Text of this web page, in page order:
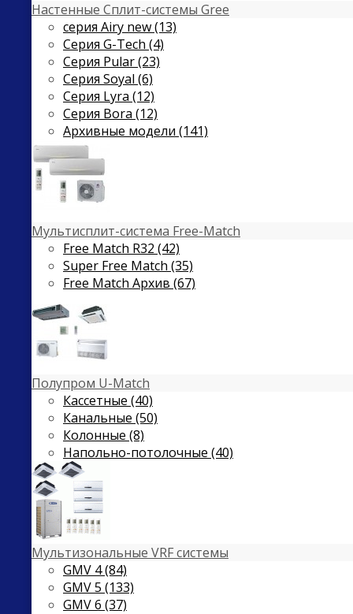
Настенные Сплит-системы Gree
серия Airy new (13)
Серия G-Tech (4)
Серия Pular (23)
Cерия Soyal (6)
Серия Lyra (12)
Серия Bora (12)
Архивные модели (141)
Мультисплит-система Free-Match
Free Match R32 (42)
Super Free Match (35)
Free Match Архив (67)
Полупром U-Match
Кассетные (40)
Канальные (50)
Колонные (8)
Напольно-потолочные (40)
Мультизональные VRF системы
GMV 4 (84)
GMV 5 (133)
GMV 6 (37)